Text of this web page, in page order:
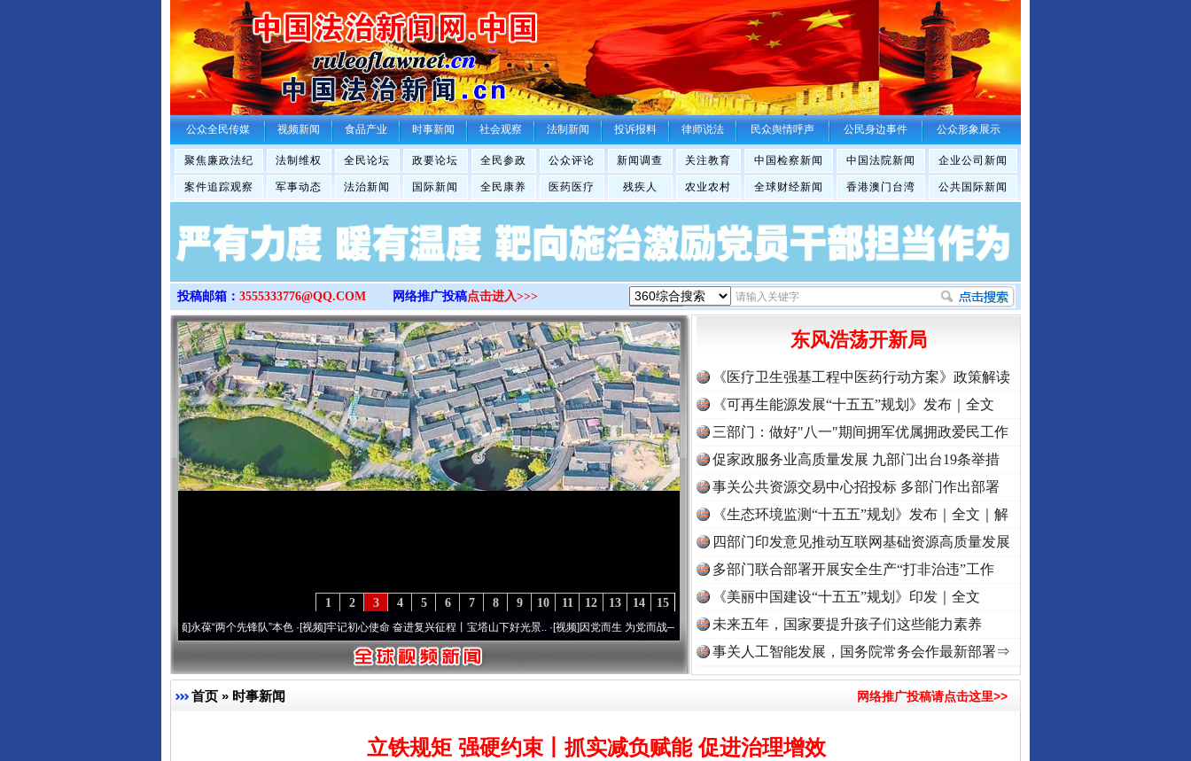
>
公众全民传媒 视频新闻 食品产业 时事新闻 社会观察 法制新闻 投诉报料 律师说法 民众舆情呼声 公民身边事件 公众形象展示
聚焦廉政法纪 法制维权 全民论坛 政要论坛 全民参政 公众评论 新闻调查 关注教育 中国检察新闻 中国法院新闻 企业公司新闻
案件追踪观察 军事动态 法治新闻 国际新闻 全民康养 医药医疗 残疾人 农业农村 全球财经新闻 香港澳门台湾 公共国际新闻
投稿邮箱： 3555333776@QQ.COM 网络推广投稿点击进入>>>
15
14
13
12
11
10
9
8
7
6
5
4
3
2
1
永葆“两个先锋队”本色·[视频]牢记初心使命 奋进复兴征程丨宝塔山下好光景..·[视频]因党而生 为党而战——百年“纪”事⑧加强纪律..·[视频] 牢记初心使命 奋进复兴征程丨“转折之城”激荡..
东风浩荡开新局
《医疗卫生强基工程中医药行动方案》政策解读
《可再生能源发展“十五五”规划》发布｜全文
三部门：做好"八一"期间拥军优属拥政爱民工作
促家政服务业高质量发展 九部门出台19条举措
事关公共资源交易中心招投标 多部门作出部署
《生态环境监测“十五五”规划》发布｜全文｜解
读
四部门印发意见推动互联网基础资源高质量发展
多部门联合部署开展安全生产“打非治违”工作
《美丽中国建设“十五五”规划》印发｜全文
未来五年，国家要提升孩子们这些能力素养
事关人工智能发展，国务院常务会作最新部署⇒
首页 » 时事新闻 网络推广投稿请点击这里>>
立铁规矩 强硬约束丨抓实减负赋能 促进治理增效